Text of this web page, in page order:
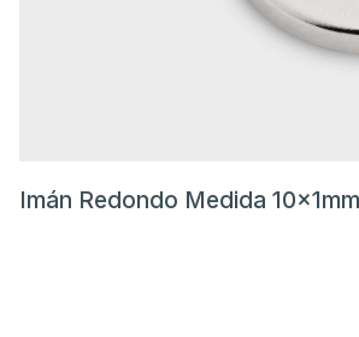
Imán Redondo Medida